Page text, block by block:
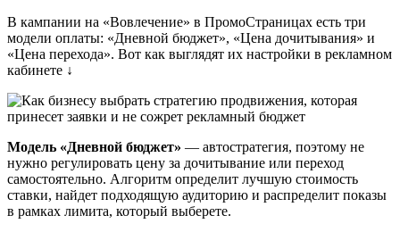
В кампании на «Вовлечение» в ПромоСтраницах есть три
модели оплаты: «Дневной бюджет», «Цена дочитывания» и
«Цена перехода». Вот как выглядят их настройки в рекламном
кабинете ↓
Модель «Дневной бюджет» — автостратегия, поэтому не
нужно регулировать цену за дочитывание или переход
самостоятельно. Алгоритм определит лучшую стоимость
ставки, найдет подходящую аудиторию и распределит показы
в рамках лимита, который выберете.